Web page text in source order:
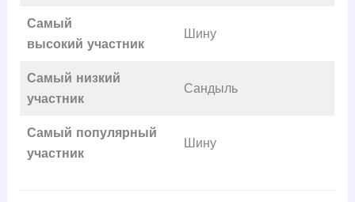
Самый
высокий участник
Шину
Самый низкий
участник
Сандыль
Самый популярный
участник
Шину